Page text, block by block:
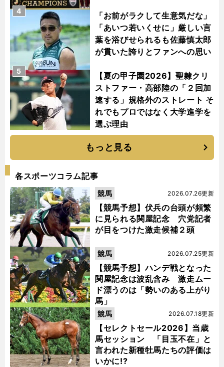
「お前がラクして生意気だな」
「あいつ若いくせに」厳しい言
葉を浴びせられるも佐藤慎太郎
が貫いた誇りとファンへの思い
4
【夏の甲子園2026】聖隷クリ
ストファー・高部陸の「２回加
速する」規格外のストレート そ
れでもプロではなく大学進学を
選ぶ理由
5
もっと見る
各スポーツコラム記事
【競馬予想】伏兵の台頭が頻繁
に見られる関屋記念 穴党記者
が目をつけた激走候補２頭
2026.07.26更新
競馬
【競馬予想】ハンデ戦となった
関屋記念は波乱含み 激走ムー
ド漂うのは「勢いのある上がり
馬」
2026.07.25更新
競馬
【セレクトセール2026】当歳
馬セッション 「目玉不在」と
言われた新種牡馬たちの評価は
いかに!?
2026.07.18更新
競馬